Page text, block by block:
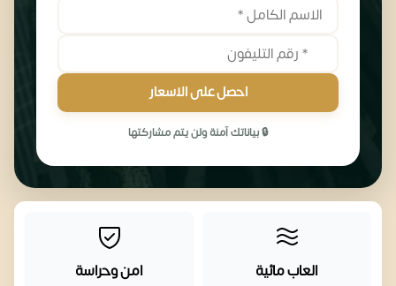
احصل على الاسعار
🔒 بياناتك آمنة ولن يتم مشاركتها
العاب مائية امن وحراسة